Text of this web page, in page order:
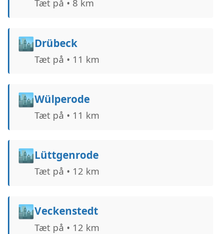
Tæt på • 8 km
🏙️Drübeck
Tæt på • 11 km
🏙️Wülperode
Tæt på • 11 km
🏙️Lüttgenrode
Tæt på • 12 km
🏙️Veckenstedt
Tæt på • 12 km